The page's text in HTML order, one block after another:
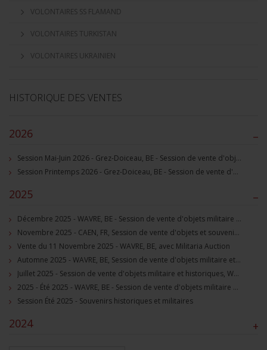
VOLONTAIRES SS FLAMAND
VOLONTAIRES TURKISTAN
VOLONTAIRES UKRAINIEN
HISTORIQUE DES VENTES
–
2026
Session Mai-Juin 2026 - Grez-Doiceau, BE - Session de vente d'objets militaire et souvenirs historiques
Session Printemps 2026 - Grez-Doiceau, BE - Session de vente d'objets militaire et souvenirs historiques
–
2025
Décembre 2025 - WAVRE, BE - Session de vente d'objets militaire et souvenirs historiques
Novembre 2025 - CAEN, FR, Session de vente d'objets et souvenirs militaires
Vente du 11 Novembre 2025 - WAVRE, BE, avec Militaria Auction
Automne 2025 - WAVRE, BE, Session de vente d'objets militaire et souvenirs historiques
Juillet 2025 - Session de vente d'objets militaire et historiques, Wavre, BE
2025 - Été 2025 - WAVRE, BE - Session de vente d'objets militaire et souvenirs historiques
Session Été 2025 - Souvenirs historiques et militaires
+
2024